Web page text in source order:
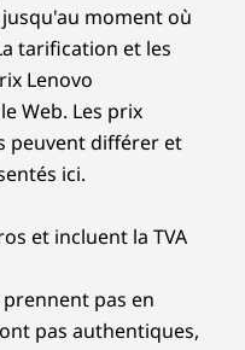
moment où
tarification et les
Lenovo
Web. Les prix
peuvent différer et
ici.
et incluent la TVA
pas en
pas authentiques,